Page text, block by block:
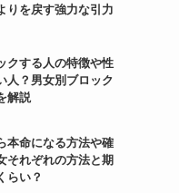
りを戻す強力な引力
クする人の特徴や性
人？男女別ブロック
解説
本命になる方法や確
それぞれの方法と期
らい？